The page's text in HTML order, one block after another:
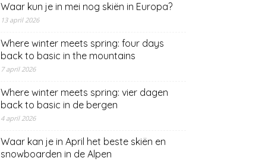
Waar kun je in mei nog skiën in Europa?
13 april 2026
Where winter meets spring: four days
back to basic in the mountains
7 april 2026
Where winter meets spring: vier dagen
back to basic in de bergen
4 april 2026
Waar kan je in April het beste skiën en
snowboarden in de Alpen